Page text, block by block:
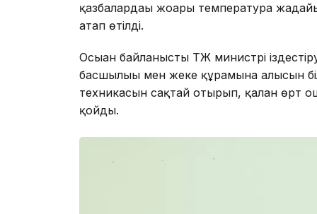
қазбалардағы жоғары температура
атап өтілді.
Осыған байланысты ТЖ министрі
басшылығы мен жеке құрамына алғысын
техникасын сақтай отырып, қалған өрт
қойды.